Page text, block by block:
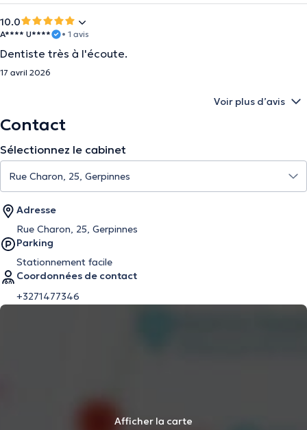
10.0
A**** U**** • 1 avis
Dentiste très à l'écoute.
17 avril 2026
Voir plus d’avis
Contact
Sélectionnez le cabinet
Adresse
Rue Charon, 25, Gerpinnes
Parking
Stationnement facile
Coordonnées de contact
+3271477346
Afficher la carte